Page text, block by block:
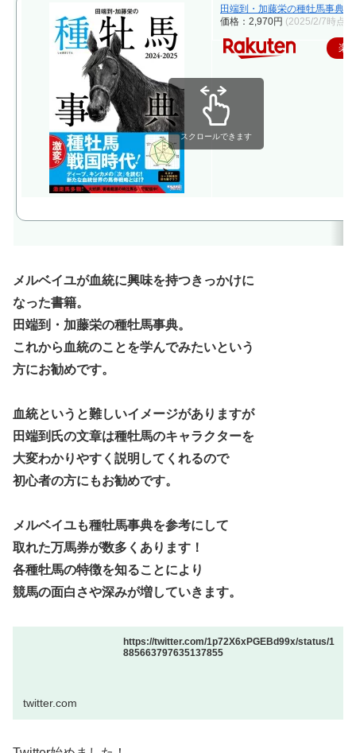
田端到・加藤栄の種牡馬事典
価格：2,970円 (2025/2/7時点)
楽
スクロールできます
メルベイユが血統に興味を持つきっかけに
なった書籍。
田端到・加藤栄の種牡馬事典。
これから血統のことを学んでみたいという
方にお勧めです。
血統というと難しいイメージがありますが
田端到氏の文章は種牡馬のキャラクターを
大変わかりやすく説明してくれるので
初心者の方にもお勧めです。
メルベイユも種牡馬事典を参考にして
取れた万馬券が数多くあります！
各種牡馬の特徴を知ることにより
競馬の面白さや深みが増していきます。
https://twitter.com/1p72X6xPGEBd99x/status/1
885663797635137855
twitter.com